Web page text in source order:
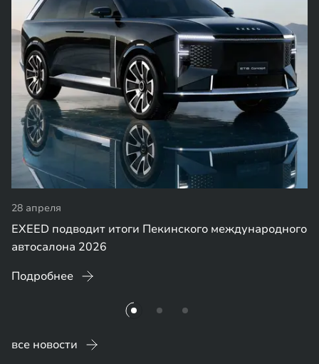
28 апреля
EXEED подводит итоги Пекинского международного
автосалона 2026
Подробнее
все новости